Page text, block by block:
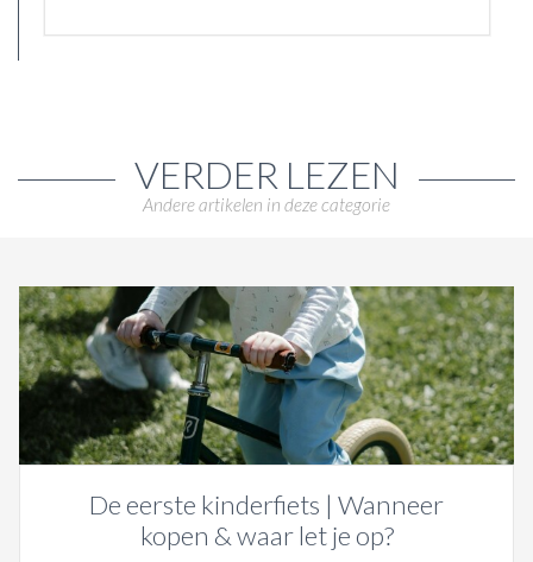
VERDER LEZEN
Andere artikelen in deze categorie
De eerste kinderfiets | Wanneer
kopen & waar let je op?